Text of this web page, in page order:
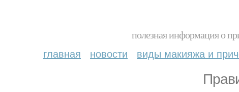
полезная информация о
главная новости виды макияжа и